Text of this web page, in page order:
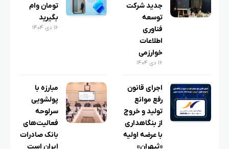
جدید شرکت
توسعه
فناوری
اطلاعات
خوارزمی
۱۶ دی ۱۴۰۴
تومان وام
بگیرید
۱۶ دی ۱۴۰۴
اجرای قانون
رفع موانع
تولید و خروج
از بنگاهداری
با عرضه اولیه
«ثپهران»
مبارزه با
پولشویی
سرلوحه
فعالیت‌های
بانک صادرات
ایران است